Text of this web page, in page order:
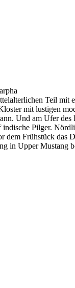
Teil mit
mit lustigen
Und am Ufer des
Pilger.
dem Frühstück das
in Upper Mustang